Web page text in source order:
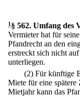
1 § 562. Umfang des
Vermieter hat für
Pfandrecht an den
erstreckt sich nicht
unterliegen.
(2) Für künftige
Miete für eine spätere
Mietjahr kann das